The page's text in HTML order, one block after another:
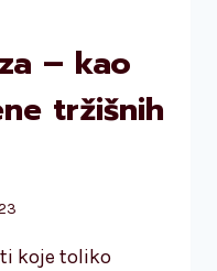
– kao
tržišnih
koje toliko